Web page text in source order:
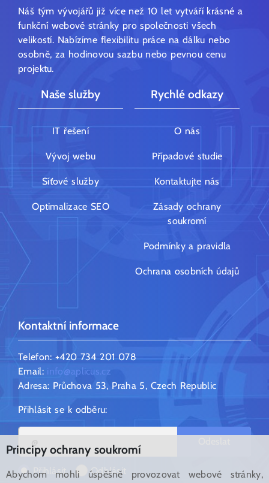
Náš tým vývojářů již více než 10 let vytváří krásné a
funkční webové stránky pro společnosti všech
velikostí. Nabízíme flexibilitu práce na dálku nebo
osobně, za hodinovou sazbu nebo pevnou cenu
projektu.
Naše služby
IT řešení
Vývoj webu
Síťové služby
Optimalizace SEO
Rychlé odkazy
O nás
Případové studie
Kontaktujte nás
Zásady ochrany
soukromí
Podmínky a pravidla
Ochrana osobních údajů
Kontaktní informace
Telefon: +420 734 201 078
Email: info@aplicus.cz
Adresa: Průchova 53, Praha 5, Czech Republic
Přihlásit se k odběru:
Přihlásit Odhlásit
Principy ochrany soukromí
Abychom mohli úspěšně provozovat webové stránky,